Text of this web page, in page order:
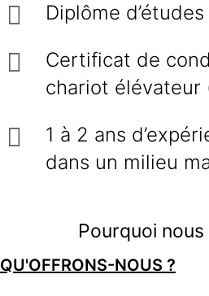
Diplôme
Certificat de
chariot élévateur
1 à 2 ans
dans un milieu
Pourquoi
QU'OFFRONS-NOUS ?